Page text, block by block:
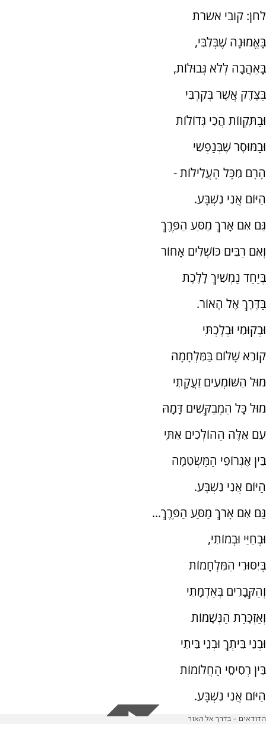
לחן: קובי אשרת
בָּאֱמוּנָה שֶׁבְּלִבִּי,
בָּאַהֲבָה לְלֹא גְּבוּלוֹת,
בַּצֶּדֶק אֲשֶׁר בְּקִרְבִּי
וּבַתִּקְווֹת הֲכִי גְּדוֹלוֹת
וּבַמּוּסָר שֶׁבְּנַפְשִׁי
הָרָם מִכָּל הָעֲלִילוֹת -
הַיּוֹם אֲנִי נִשְׁבָּע.
גַּם אִם אָרֹךְ מַסַּע הַפֶּרֶךְ
וְאִם רַבִּים כּוֹשְׁלִים אָחוֹר
בְּיַחַד נַמְשִׁיךְ לָלֶכֶת
בַּדֶּרֶךְ אֶל הָאוֹר.
וּבְקוּמִי וּבְלֶכְתִּי
קוֹרֵא שָׁלוֹם בַּמִּלְחָמָה
מוּל הַשּׁוֹמְעִים זַעֲקָתִי
מוּל כָּל הַמְבַקְּשִׁים דָּמָהּ
עִם אֵלֶּה הַהוֹלְכִים אִתִּי
בֵּין אֶגְרוֹפֵי הַמַּשְׂטֵמָה
הַיּוֹם אֲנִי נִשְׁבָּע.
גַּם אִם אָרֹךְ מַסַּע הַפֶּרֶךְ...
וּבְחַיַּי וּבְמוֹתִי,
בְּיִסּוּרֵי הַמִּלְחָמוֹת
וְהַקְּבָרִים בְּאַדְמָתִי
וְאַזְכָּרַת הַנְּשָׁמוֹת
וּבְנֵי בֵּיתְךָ וּבְנֵי בֵּיתִי
בֵּין רְסִיסֵי הַחֲלוֹמוֹת
הַיּוֹם אֲנִי נִשְׁבָּע.
הדודאים - בדרך אל האור